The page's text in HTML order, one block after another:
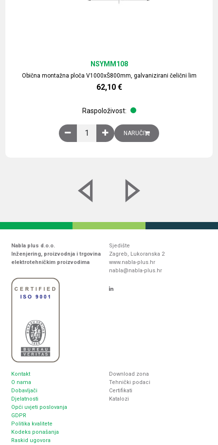
Obična montažna ploča V1000xŠ800mm, galvanizirani čelični lim
NSYMM108
62,10 €
Raspoloživost:
Obična montažna ploča V1000xŠ800mm,
NARUČI
Nabla plus d.o.o.
Inženjering, proizvodnja i trgovina
elektrotehničkim proizvodima
Sjedište
Zagreb, Lukoranska 2
www.nabla-plus.hr
nabla@nabla-plus.hr
Kontakt
O nama
Dobavljači
Djelatnosti
Opći uvjeti poslovanja
GDPR
Politika kvalitete
Kodeks ponašanja
Raskid ugovora
Download zona
Tehnički podaci
Certifikati
Katalozi